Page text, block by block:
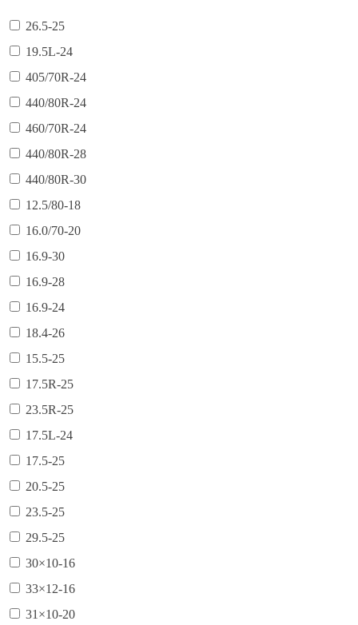
26.5-25
19.5L-24
405/70R-24
440/80R-24
460/70R-24
440/80R-28
440/80R-30
12.5/80-18
16.0/70-20
16.9-30
16.9-28
16.9-24
18.4-26
15.5-25
17.5R-25
23.5R-25
17.5L-24
17.5-25
20.5-25
23.5-25
29.5-25
30×10-16
33×12-16
31×10-20